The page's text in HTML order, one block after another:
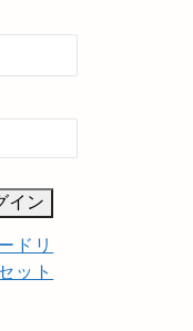
ドリ
ット